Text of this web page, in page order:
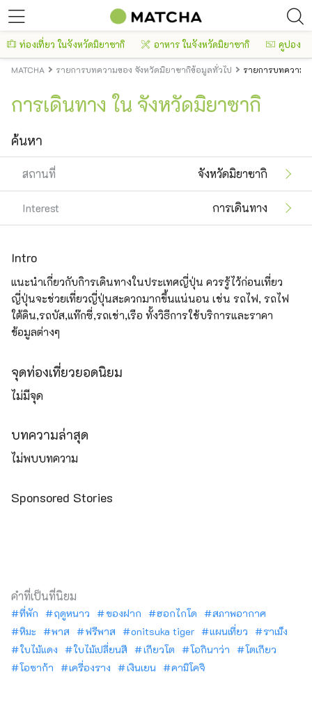
ท่องเที่ยว ในจังหวัดมิยาซากิ อาหาร ในจังหวัดมิยาซากิ คูปอง
MATCHA รายการบทความของ จังหวัดมิยาซากิข้อมูลทั่วไป รายการบทความข
การเดินทาง ใน จังหวัดมิยาซากิ
ค้นหา
สถานที่ จังหวัดมิยาซากิ
Interest การเดินทาง
Intro
แนะนำเกี่ยวกับกิารเดินทางในประเทศญี่ปุ่น ควรรู้ไว้ก่อนเที่ยว
ญี่ปุ่นจะช่วยเที่ยวญี่ปุ่นสะดวกมากขึ้นแน่นอน เช่น รถไฟ, รถไฟ
ใต้ดิน,รถบัส,แท๊กซี่,รถเช่า,เรือ ทั้งวิธีการใช้บริการและราคา
ข้อมูลต่างๆ
จุดท่องเที่ยวยอดนิยม
ไม่มีจุด
บทความล่าสุด
ไม่พบบทความ
Sponsored Stories
คำที่เป็นที่นิยม
ที่พัก ฤดูหนาว ของฝาก ฮอกไกโด
สภาพอากาศ
หิมะ
พาส ฟรีพาส onitsuka tiger แผนเที่ยว
ราเม็ง
ใบไม้แดง
ใบไม้เปลี่ยนสี เกียวโต โอกินาว่า
โตเกียว
โอซาก้า
เครื่องราง เงินเยน คามิโคจิ